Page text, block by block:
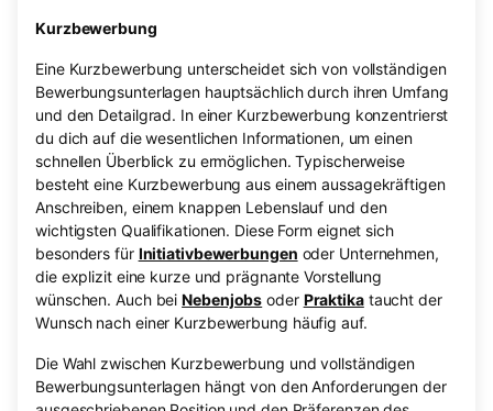
Kurzbewerbung
Eine Kurzbewerbung unterscheidet sich von vollständigen
Bewerbungsunterlagen hauptsächlich durch ihren Umfang
und den Detailgrad. In einer Kurzbewerbung konzentrierst
du dich auf die wesentlichen Informationen, um einen
schnellen Überblick zu ermöglichen. Typischerweise
besteht eine Kurzbewerbung aus einem aussagekräftigen
Anschreiben, einem knappen Lebenslauf und den
wichtigsten Qualifikationen. Diese Form eignet sich
besonders für Initiativbewerbungen oder Unternehmen,
die explizit eine kurze und prägnante Vorstellung
wünschen. Auch beiNebenjobs oder Praktikataucht der
Wunsch nach einer Kurzbewerbung häufig auf.
Die Wahl zwischen Kurzbewerbung und vollständigen
Bewerbungsunterlagen hängt von den Anforderungen der